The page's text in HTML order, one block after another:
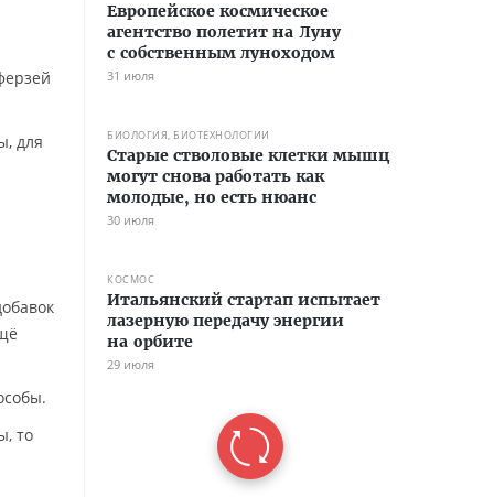
для
то
Европейское космическое
агентство полетит на Луну
с собственным луноходом
31 июля
БИОЛОГИЯ, БИОТЕХНОЛОГИИ
Старые стволовые клетки мышц
могут снова работать как
молодые, но есть нюанс
30 июля
КОСМОС
Итальянский стартап испытает
лазерную передачу энергии
на орбите
29 июля